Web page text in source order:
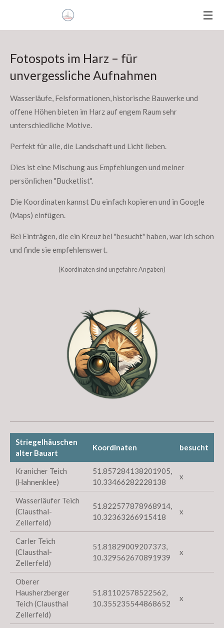
Fotospots im Harz – für
unvergessliche Aufnahmen
Wasserläufe, Felsformationen, historische Bauwerke und
offene Höhen bieten im Harz auf engem Raum sehr
unterschiedliche Motive.
Perfekt für alle, die Landschaft und Licht lieben.
Dies ist eine Mischung aus Empfehlungen und meiner
persönlichen "Bucketlist".
Die Koordinaten kannst Du einfach kopieren und in Google
(Maps) einfügen.
Bei Einträgen, die ein Kreuz bei "besucht" haben, war ich schon
und finde sie empfehlenswert.
(Koordinaten sind ungefähre Angaben)
Striegelhäuschen
alter Bauart
Koordinaten besucht
Kranicher Teich
(Hahnenklee)
51.857284138201905,
10.33466282228138
x
Wasserläufer Teich
(Clausthal-
Zellerfeld)
51.822577878968914,
10.32363266915418
x
Carler Teich
(Clausthal-
Zellerfeld)
51.81829009207373,
10.329562670891939
x
Oberer
Hausherzberger
Teich (Clausthal
Zellerfeld)
51.81102578522562,
10.355235544868652
x